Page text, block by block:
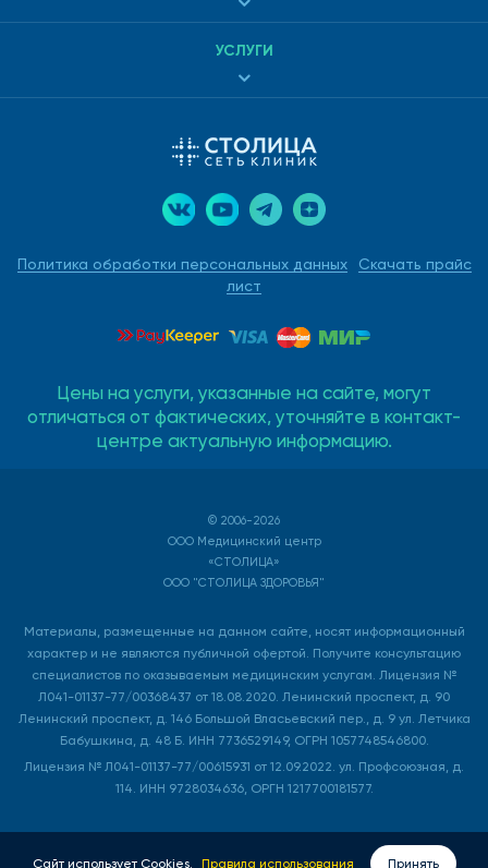
Политика обработки персональных данных
Скачать прайс
лист
УСЛУГИ
Цены на услуги, указанные на сайте, могут
отличаться от фактических, уточняйте в контакт-
центре актуальную информацию.
© 2006-2026
ООО Медицинский центр
«СТОЛИЦА»
ООО "СТОЛИЦА ЗДОРОВЬЯ"
Материалы, размещенные на данном сайте, носят информационный
характер и не являются публичной офертой. Получите консультацию
специалистов по оказываемым медицинским услугам. Лицензия №
Л041-01137-77/00368437 от 18.08.2020. Ленинский проспект, д. 90
Ленинский проспект, д. 146 Большой Власьевский пер., д. 9 ул. Летчика
Бабушкина, д. 48 Б. ИНН 7736529149, ОГРН 1057748546800.
Лицензия № Л041-01137-77/00615931 от 12.09.2022. ул. Профсоюзная, д.
114. ИНН 9728034636, ОРГН 1217700181577.
Сайт использует Cookies. Правила использования Принять